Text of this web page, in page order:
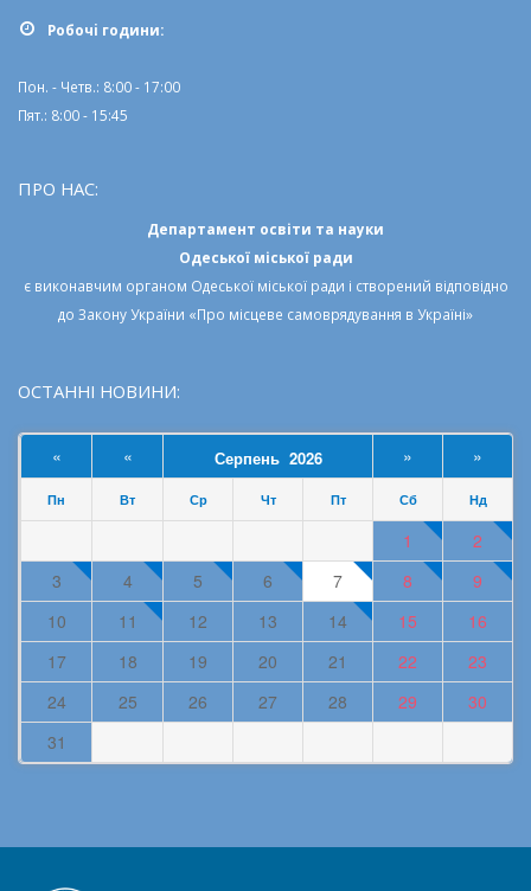
Робочi години:
Пон. - Четв.: 8:00 - 17:00
Пят.: 8:00 - 15:45
ПРО НАС:
Департамент освіти та науки
Одеської міської ради
є виконавчим органом Одеської міської ради і створений відповідно
до Закону України «Про місцеве самоврядування в Україні»
ОСТАННІ НОВИНИ:
« « Серпень 2026 » »
Пн Вт Ср Чт Пт Сб Нд
1
2
3
4 5 6 7 8
9
10
11 12 13 14 15
16
17
18 19 20 21 22
23
24
25 26 27 28 29
30
31